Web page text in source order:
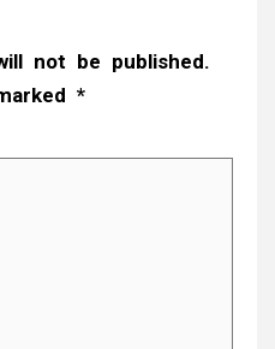
not be published.
*